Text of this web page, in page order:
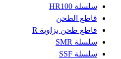
سلسلة HR100
قاطع الطحن
قاطع طحن بزاوية R
سلسلة SMR
سلسلة SSF